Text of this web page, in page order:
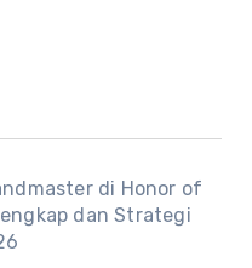
di Honor of
dan Strategi